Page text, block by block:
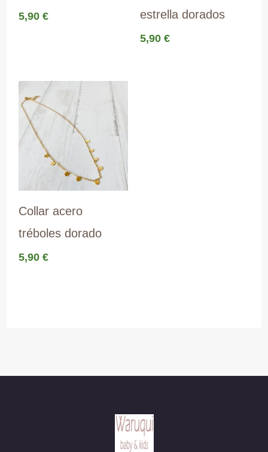
5,90 €
estrella dorados
5,90 €
Collar acero
tréboles dorado
5,90 €